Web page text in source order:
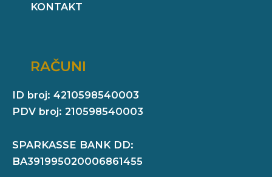
KONTAKT
RAČUNI
ID broj: 4210598540003
PDV broj: 210598540003
SPARKASSE BANK DD:
BA391995020006861455